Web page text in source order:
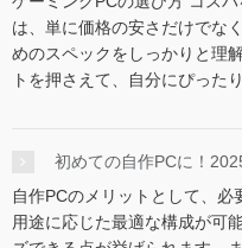
は、単に価格の安さだけでな
めのスペックをしっかりと理
トを押さえて、自分にぴった
初めての自作PCに！
自作PCのメリットとして、
用途に応じた最適な構成が可